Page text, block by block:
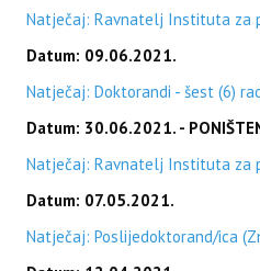
Natječaj: Ravnatelj Instituta za
Datum: 09.06.2021.
Natječaj: Doktorandi - šest (6)
Datum: 30.06.2021. -
Natječaj: Ravnatelj Instituta za
Datum: 07.05.2021.
Natječaj: Poslijedoktorand/ica